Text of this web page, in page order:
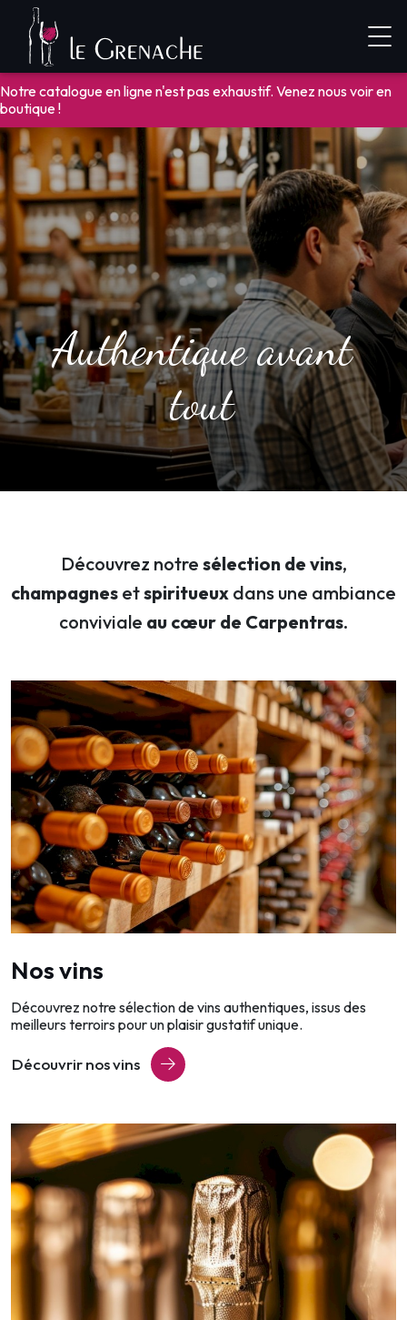
Notre catalogue en ligne n'est pas exhaustif. Venez nous voir en
boutique !
Authentique avant
tout
Découvrez notre sélection de vins,
champagnes etspiritueux dans une ambiance
conviviale au cœur de Carpentras.
Nos vins
Découvrez notre sélection de vins authentiques, issus des
meilleurs terroirs pour un plaisir gustatif unique.
Découvrir nos vins